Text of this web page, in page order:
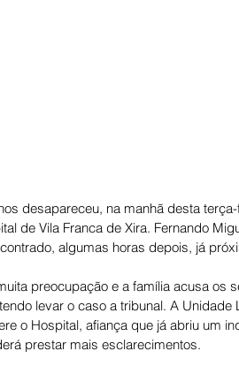
desapareceu, na manhã desta
de Vila Franca de Xira. Fernando
algumas horas depois, já
preocupação e a família acusa os
levar o caso a tribunal. A Unidade
o Hospital, afiança que já abriu um
prestar mais esclarecimentos.